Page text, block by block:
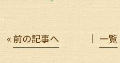
« 前の記事へ │ 一覧